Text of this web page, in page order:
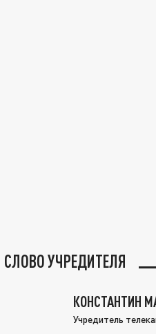
СЛОВО УЧРЕДИТЕЛЯ
КОНСТАНТИН
Учредитель